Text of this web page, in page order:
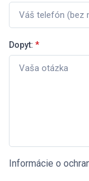
Dopyt: *
Informácie o